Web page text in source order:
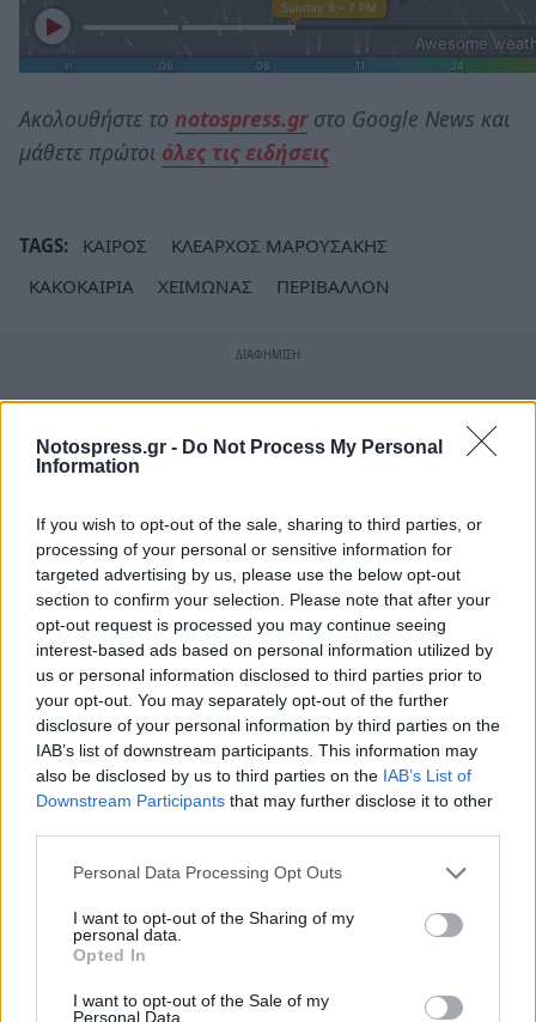
Notospress.gr - Do Not Process My Personal
Information
If you wish to opt-out of the sale, sharing to third parties, or
processing of your personal or sensitive information for
targeted advertising by us, please use the below opt-out
section to confirm your selection. Please note that after your
opt-out request is processed you may continue seeing
interest-based ads based on personal information utilized by
us or personal information disclosed to third parties prior to
your opt-out. You may separately opt-out of the further
disclosure of your personal information by third parties on the
IAB’s list of downstream participants. This information may
also be disclosed by us to third parties on the IAB’s List of
Downstream Participants that may further disclose it to other
Personal Data Processing Opt Outs
I want to opt-out of the Sharing of my
personal data.
Opted In
I want to opt-out of the Sale of my
Personal Data.
Ακολουθήστε το notospress.grστο Google News και
μάθετε πρώτοι όλες τις ειδήσεις
TAGS: ΚΑΙΡΟΣ
ΚΛΕΑΡΧΟΣ ΜΑΡΟΥΣΑΚΗΣ
ΚΑΚΟΚΑΙΡΙΑ
ΧΕΙΜΩΝΑΣ ΠΕΡΙΒΑΛΛΟΝ